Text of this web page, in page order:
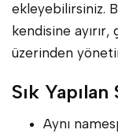
ekleyebilirsiniz.
kendisine
üzerinden
Sık
Aynı